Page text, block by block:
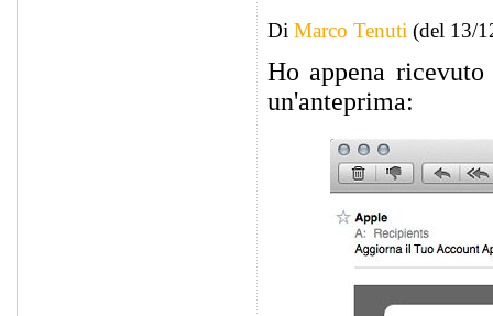
Di Marco Tenuti (del 13/
Ho appena
un'anteprima: